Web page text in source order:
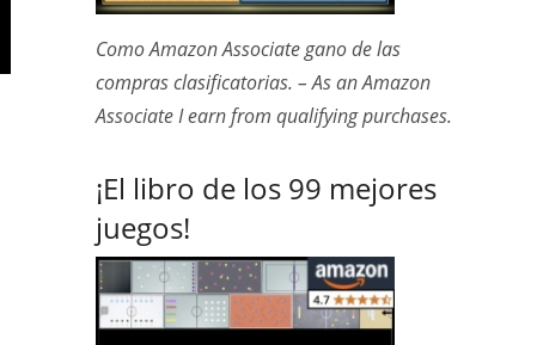
Como Amazon Associate gano de las
compras clasificatorias. – As an Amazon
Associate I earn from qualifying purchases.
¡El libro de los 99 mejores
juegos!